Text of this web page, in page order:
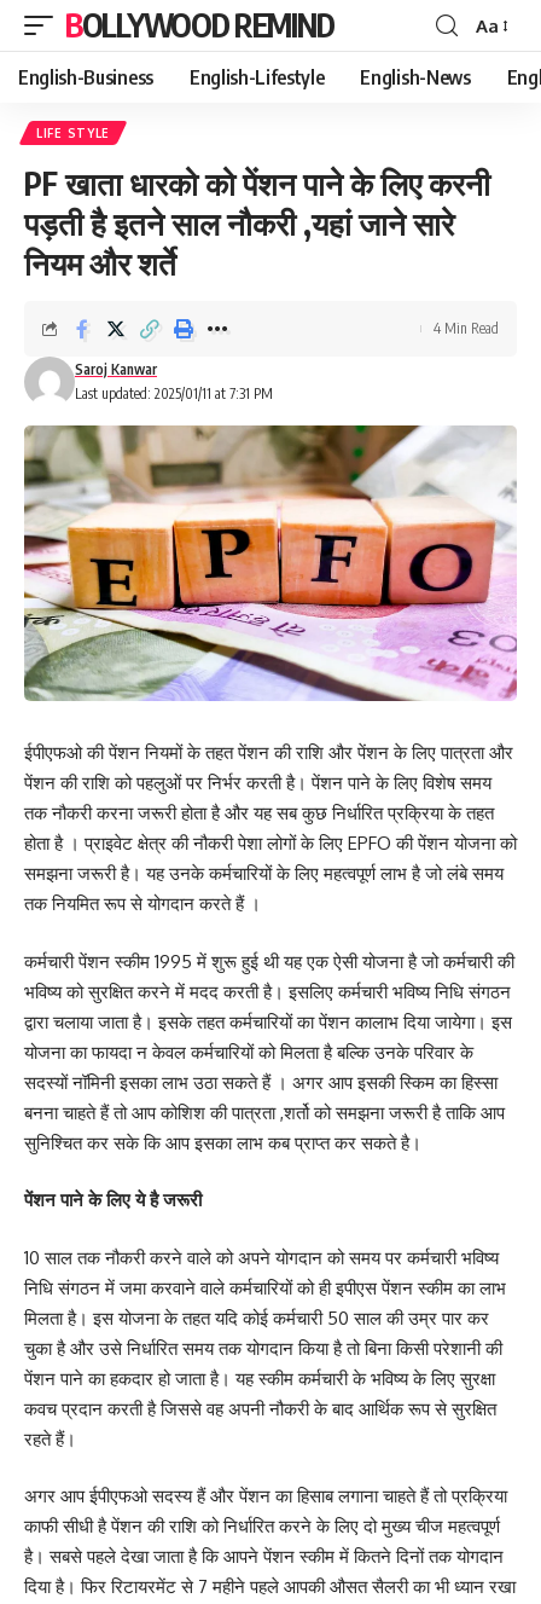
BOLLYWOOD REMIND
Font
Resizer
Aa
English-Business English-Lifestyle English-News
LIFE STYLE
PF खाता धारको को पेंशन पाने के लिए करनी
पड़ती है इतने साल नौकरी ,यहां जाने सारे
नियम और शर्ते
Last updated: 2025/01/11 at 7:31 PM
Saroj Kanwar
4 Min Read
ईपीएफओ की पेंशन नियमों के तहत पेंशन की राशि और पेंशन के लिए पात्रता और
पेंशन की राशि को पहलुओं पर निर्भर करती है। पेंशन पाने के लिए विशेष समय
तक नौकरी करना जरूरी होता है और यह सब कुछ निर्धारित प्रक्रिया के तहत
होता है । प्राइवेट क्षेत्र की नौकरी पेशा लोगों के लिए EPFO की पेंशन योजना को
समझना जरूरी है। यह उनके कर्मचारियों के लिए महत्वपूर्ण लाभ है जो लंबे समय
तक नियमित रूप से योगदान करते हैं ।
कर्मचारी पेंशन स्कीम 1995 में शुरू हुई थी यह एक ऐसी योजना है जो कर्मचारी की
भविष्य को सुरक्षित करने में मदद करती है। इसलिए कर्मचारी भविष्य निधि संगठन
द्वारा चलाया जाता है। इसके तहत कर्मचारियों का पेंशन कालाभ दिया जायेगा। इस
योजना का फायदा न केवल कर्मचारियों को मिलता है बल्कि उनके परिवार के
सदस्यों नॉमिनी इसका लाभ उठा सकते हैं । अगर आप इसकी स्किम का हिस्सा
बनना चाहते हैं तो आप कोशिश की पात्रता ,शर्तो को समझना जरूरी है ताकि आप
सुनिश्चित कर सके कि आप इसका लाभ कब प्राप्त कर सकते है।
पेंशन पाने के लिए ये है जरूरी
10 साल तक नौकरी करने वाले को अपने योगदान को समय पर कर्मचारी भविष्य
निधि संगठन में जमा करवाने वाले कर्मचारियों को ही इपीएस पेंशन स्कीम का लाभ
मिलता है। इस योजना के तहत यदि कोई कर्मचारी 50 साल की उम्र पार कर
चुका है और उसे निर्धारित समय तक योगदान किया है तो बिना किसी परेशानी की
पेंशन पाने का हकदार हो जाता है। यह स्कीम कर्मचारी के भविष्य के लिए सुरक्षा
कवच प्रदान करती है जिससे वह अपनी नौकरी के बाद आर्थिक रूप से सुरक्षित
रहते हैं।
अगर आप ईपीएफओ सदस्य हैं और पेंशन का हिसाब लगाना चाहते हैं तो प्रक्रिया
काफी सीधी है पेंशन की राशि को निर्धारित करने के लिए दो मुख्य चीज महत्वपूर्ण
है। सबसे पहले देखा जाता है कि आपने पेंशन स्कीम में कितने दिनों तक योगदान
दिया है। फिर रिटायरमेंट से 7 महीने पहले आपकी औसत सैलरी का भी ध्यान रखा